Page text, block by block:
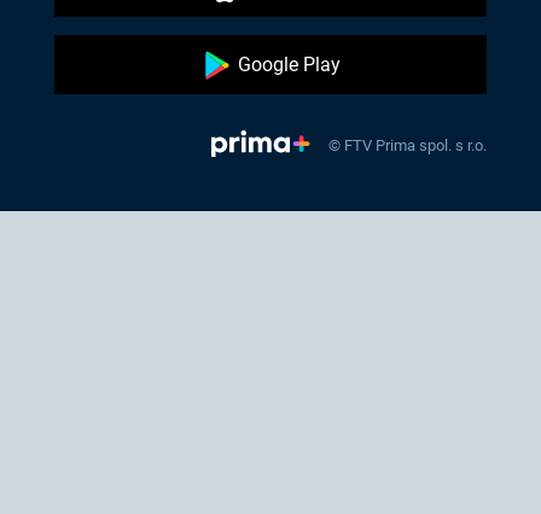
Google Play
© FTV Prima spol. s r.o.